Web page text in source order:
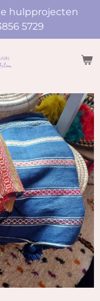
hulpprojecten
5729